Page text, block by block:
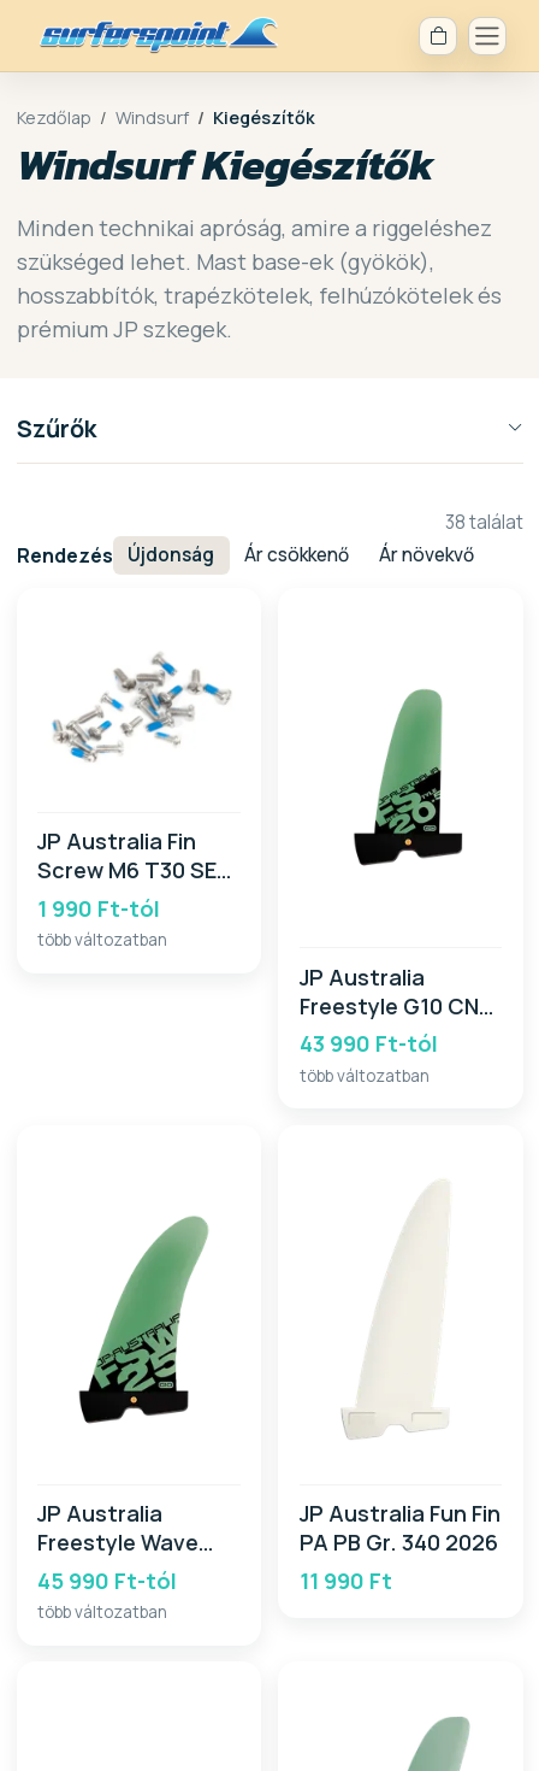
Kezdőlap Windsurf Kiegészítők
Windsurf Kiegészítők
Minden technikai apróság, amire a riggeléshez
szükséged lehet. Mast base-ek (gyökök),
hosszabbítók, trapézkötelek, felhúzókötelek és
prémium JP szkegek.
Szűrők
Rendezés Újdonság Ár csökkenő Ár növekvő
38 találat
JP Australia Fin
Screw M6 T30 SET
2026
1 990 Ft-tól
több változatban
JP Australia
Freestyle G10 CNC
PB Fin 2026
43 990 Ft-tól
több változatban
JP Australia
Freestyle Wave
G10 PB Fin 2026
45 990 Ft-tól
több változatban
JP Australia Fun Fin
PA PB Gr. 340 2026
11 990 Ft